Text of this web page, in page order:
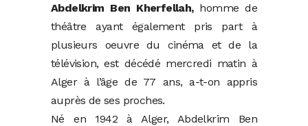
Abdelkrim Ben Kherfellah,homme de
théâtre ayant également pris part à
plusieurs oeuvre du cinéma et de la
télévision, est décédé mercredi matin à
Alger à l’âge de 77 ans, a-t-on appris
auprès de ses proches.
Né en 1942 à Alger, Abdelkrim Ben